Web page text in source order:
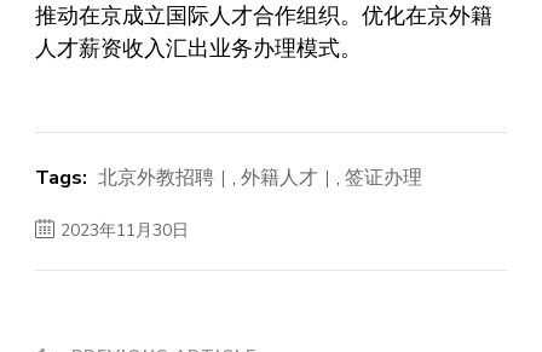
推动在京成立国际人才合作组织。优化在京外籍
人才薪资收入汇出业务办理模式。
Tags: 北京外教招聘 , 外籍人才 , 签证办理
2023年11月30日